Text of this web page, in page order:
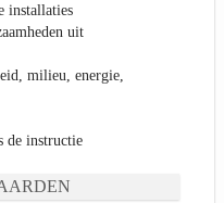
installaties
uit
milieu, energie,
de instructie